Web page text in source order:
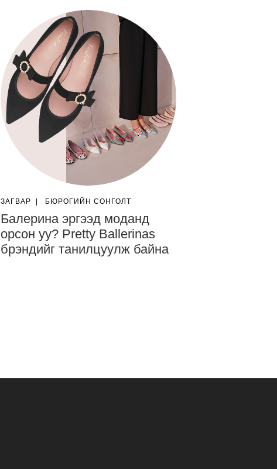
ЗАГВАР БЮРОГИЙН СОНГОЛТ
Балерина эргээд моданд
орсон уу? Pretty Ballerinas
брэндийг танилцуулж байна